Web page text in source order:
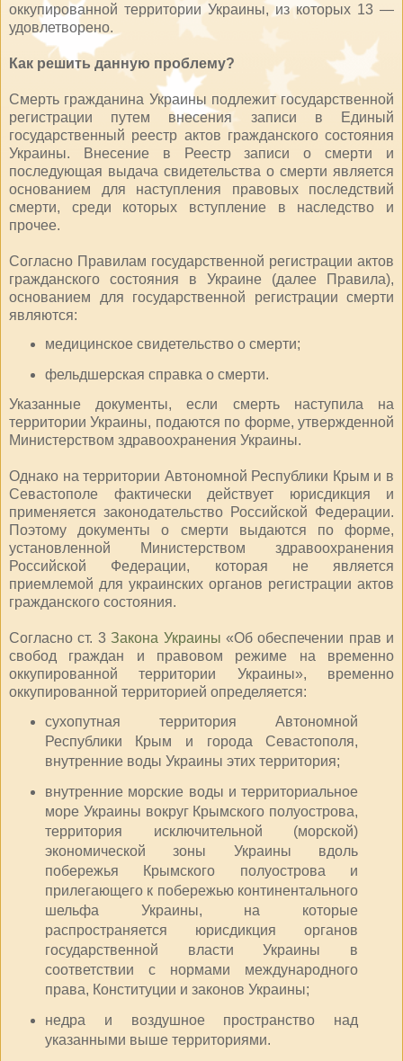
оккупированной территории Украины, из которых 13 —
удовлетворено.
Как решить данную проблему?
Смерть гражданина Украины подлежит государственной
регистрации путем внесения записи в Единый
государственный реестр актов гражданского состояния
Украины. Внесение в Реестр записи о смерти и
последующая выдача свидетельства о смерти является
основанием для наступления правовых последствий
смерти, среди которых вступление в наследство и
прочее.
Согласно Правилам государственной регистрации актов
гражданского состояния в Украине (далее Правила),
основанием для государственной регистрации смерти
являются:
медицинское свидетельство о смерти;
фельдшерская справка о смерти.
Указанные документы, если смерть наступила на
территории Украины, подаются по форме, утвержденной
Министерством здравоохранения Украины.
Однако на территории Автономной Республики Крым и в
Севастополе фактически действует юрисдикция и
применяется законодательство Российской Федерации.
Поэтому документы о смерти выдаются по форме,
установленной Министерством здравоохранения
Российской Федерации, которая не является
приемлемой для украинских органов регистрации актов
гражданского состояния.
Согласно ст. 3 Закона Украины «Об обеспечении прав и
свобод граждан и правовом режиме на временно
оккупированной территории Украины», временно
оккупированной территорией определяется:
сухопутная территория Автономной
Республики Крым и города Севастополя,
внутренние воды Украины этих территория;
внутренние морские воды и территориальное
море Украины вокруг Крымского полуострова,
территория исключительной (морской)
экономической зоны Украины вдоль
побережья Крымского полуострова и
прилегающего к побережью континентального
шельфа Украины, на которые
распространяется юрисдикция органов
государственной власти Украины в
соответствии с нормами международного
права, Конституции и законов Украины;
недра и воздушное пространство над
указанными выше территориями.